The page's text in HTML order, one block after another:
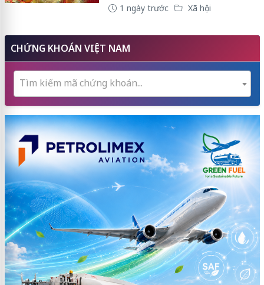
1 ngày trước Xã hội
CHỨNG KHOÁN VIỆT NAM
Tìm kiếm mã chứng khoán...